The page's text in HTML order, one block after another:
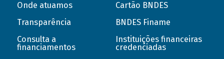
Onde atuamos
Transparência
Consulta a
financiamentos
Cartão BNDES
BNDES Finame
Instituições financeiras
credenciadas